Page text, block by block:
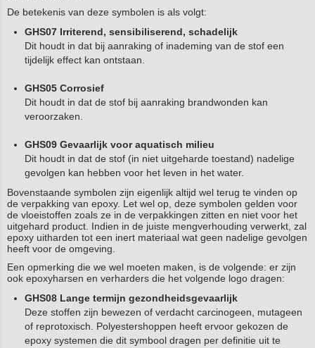
De betekenis van deze symbolen is als volgt:
GHS07 Irriterend, sensibiliserend, schadelijk
Dit houdt in dat bij aanraking of inademing van de stof een
tijdelijk effect kan ontstaan.
GHS05 Corrosief
Dit houdt in dat de stof bij aanraking brandwonden kan
veroorzaken.
GHS09 Gevaarlijk voor aquatisch milieu
Dit houdt in dat de stof (in niet uitgeharde toestand) nadelige
gevolgen kan hebben voor het leven in het water.
Bovenstaande symbolen zijn eigenlijk altijd wel terug te vinden op
de verpakking van epoxy. Let wel op, deze symbolen gelden voor
de vloeistoffen zoals ze in de verpakkingen zitten en niet voor het
uitgehard product. Indien in de juiste mengverhouding verwerkt, zal
epoxy uitharden tot een inert materiaal wat geen nadelige gevolgen
heeft voor de omgeving.
Een opmerking die we wel moeten maken, is de volgende: er zijn
ook epoxyharsen en verharders die het volgende logo dragen:
GHS08 Lange termijn gezondheidsgevaarlijk
Deze stoffen zijn bewezen of verdacht carcinogeen, mutageen
of reprotoxisch. Polyestershoppen heeft ervoor gekozen de
epoxy systemen die dit symbool dragen per definitie uit te